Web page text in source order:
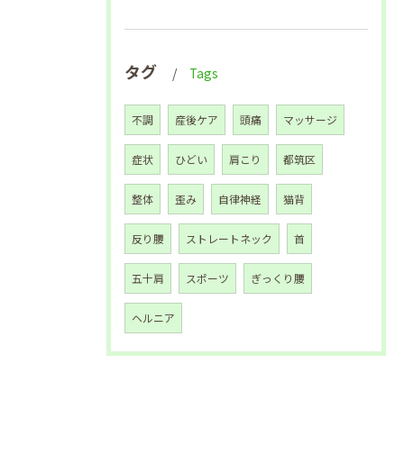
タグ Tags
不調 産後ケア 頭痛 マッサージ
症状 ひどい 肩こり 都筑区
整体 歪み 自律神経 猫背
反り腰 ストレートネック 首
五十肩 スポーツ ぎっくり腰
ヘルニア